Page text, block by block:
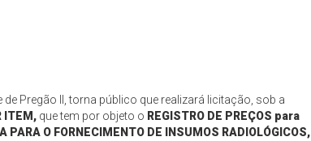
Pregão II, torna público que realizará licitação, sob a
ITEM, que tem por objeto o REGISTRO DE PREÇOS para
O FORNECIMENTO DE INSUMOS RADIOLÓGICOS,